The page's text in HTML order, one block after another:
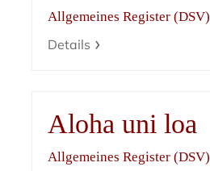
Allgemeines Register (DSV)
Details
Aloha uni loa
Allgemeines Register (DSV)